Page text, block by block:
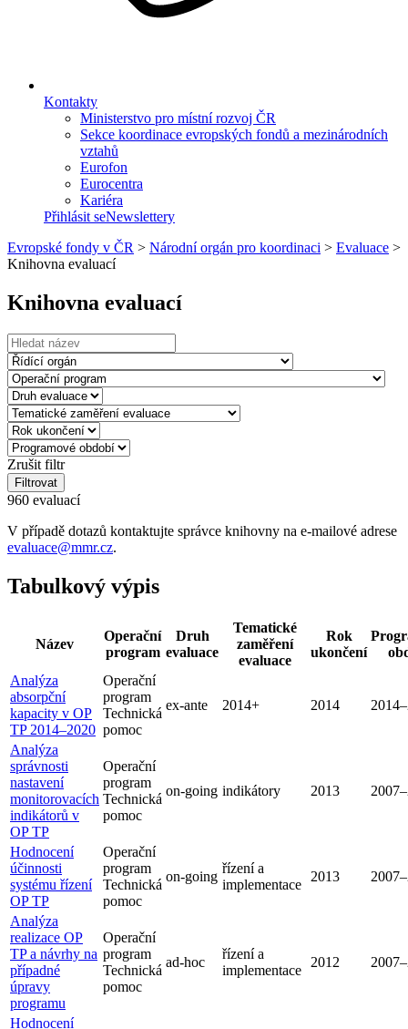
Kontakty
Ministerstvo pro místní rozvoj ČR
Sekce koordinace evropských fondů a mezinárodních
vztahů
Eurofon
Eurocentra
Kariéra
Přihlásit seNewslettery
Evropské fondy v ČR > Národní orgán pro koordinaci > Evaluace >
Knihovna evaluací
Knihovna evaluací
Zrušit filtr
Filtrovat
960 evaluací
V případě dotazů kontaktujte správce knihovny na e-mailové adrese
evaluace@mmr.cz.
Tabulkový výpis
Název
Operační
program
Druh
evaluace
Tematické
zaměření
evaluace
Rok
ukončení
Analýza
absorpční
kapacity v OP
TP 2014–2020
Operační
program
Technická
pomoc
ex-ante 2014+ 2014
Analýza
správnosti
nastavení
monitorovacích
indikátorů v
OP TP
Operační
program
Technická
pomoc
on-going indikátory 2013
Hodnocení
účinnosti
systému řízení
OP TP
Operační
program
Technická
pomoc
on-going
řízení a
implementace
2013
Analýza
realizace OP
TP a návrhy na
případné
úpravy
programu
Operační
program
Technická
pomoc
ad-hoc
řízení a
implementace
2012
Hodnocení